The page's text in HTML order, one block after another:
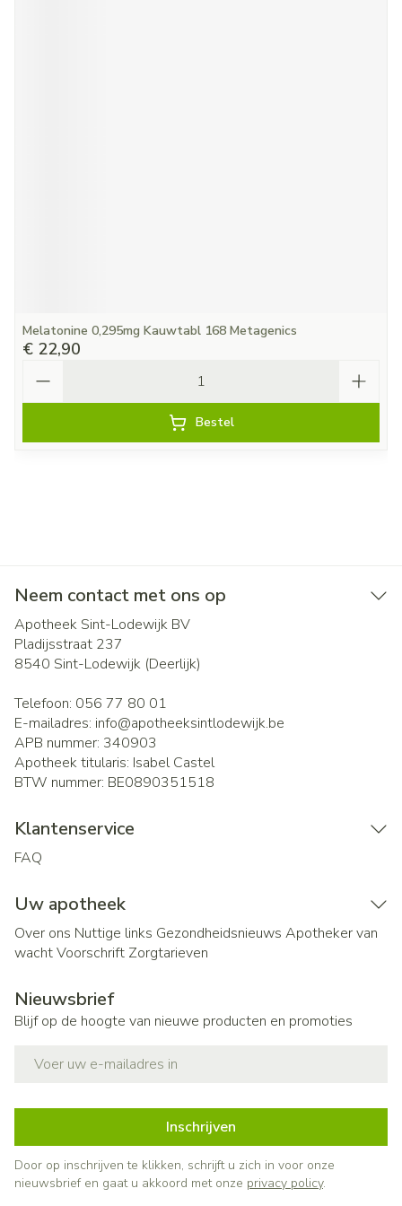
Melatonine 0,295mg Kauwtabl 168 Metagenics
€ 22,90
Bestel
Neem contact met ons op
Apotheek Sint-Lodewijk BV
Pladijsstraat 237
8540 Sint-Lodewijk (Deerlijk)
Telefoon: 056 77 80 01
E-mailadres: info@apotheeksintlodewijk.be
APB nummer: 340903
Apotheek titularis: Isabel Castel
BTW nummer: BE0890351518
Klantenservice
FAQ
Uw apotheek
Over ons Nuttige links Gezondheidsnieuws Apotheker van
wachtVoorschrift Zorgtarieven
Nieuwsbrief
Blijf op de hoogte van nieuwe producten en promoties
Inschrijven
Door op inschrijven te klikken, schrijft u zich in voor onze
nieuwsbrief en gaat u akkoord met onze privacy policy.